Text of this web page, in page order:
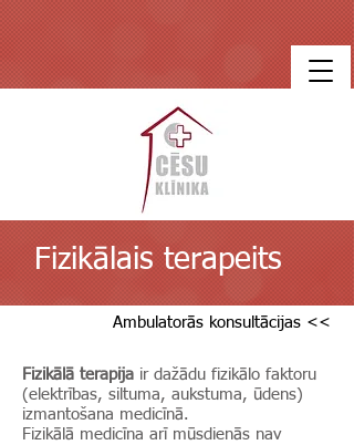
Fizikālais terapeits
Ambulatorās konsultācijas <<
Fizikālā terapija ir dažādu fizikālo faktoru
(elektrības, siltuma, aukstuma, ūdens)
izmantošana medicīnā.
Fizikālā medicīna arī mūsdienās nav